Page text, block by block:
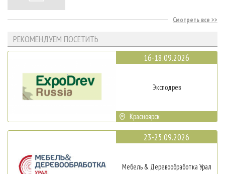
Смотреть все
РЕКОМЕНДУЕМ ПОСЕТИТЬ
16-18.09.2026
Эксподрев
Красноярск
23-25.09.2026
Мебель & Деревообработка Урал